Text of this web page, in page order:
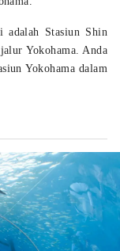
adalah Stasiun Shin
Yokohama. Anda
Yokohama dalam